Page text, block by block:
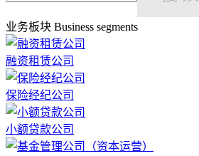
业务板块 Business segments
融资租赁公司
保险经纪公司
小额贷款公司